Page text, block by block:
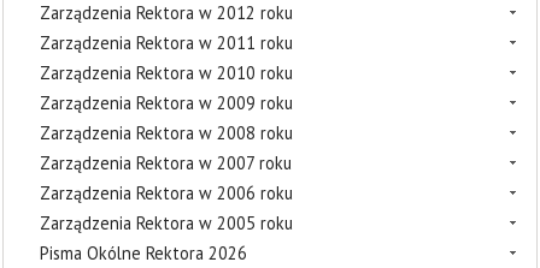
Zarządzenia Rektora w 2012 roku
Zarządzenia Rektora w 2011 roku
Zarządzenia Rektora w 2010 roku
Zarządzenia Rektora w 2009 roku
Zarządzenia Rektora w 2008 roku
Zarządzenia Rektora w 2007 roku
Zarządzenia Rektora w 2006 roku
Zarządzenia Rektora w 2005 roku
Pisma Okólne Rektora 2026